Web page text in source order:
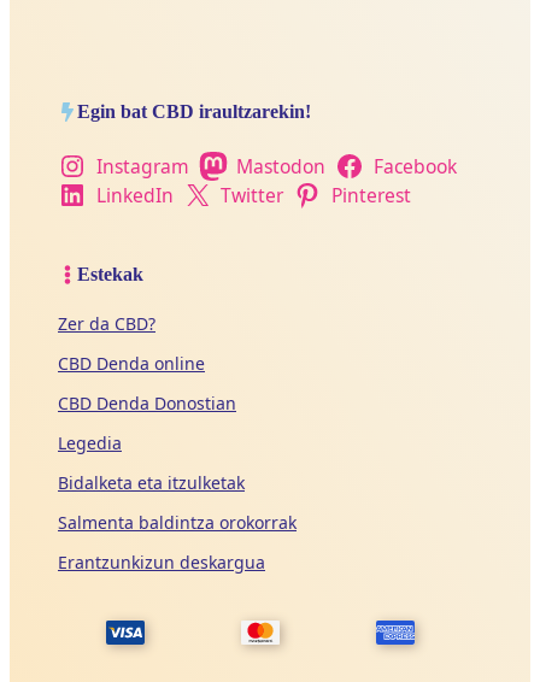
Egin bat CBD iraultzarekin!
Instagram Mastodon
Facebook
LinkedIn
Twitter Pinterest
Estekak
Zer da CBD?
CBD Denda online
CBD Denda Donostian
Legedia
Bidalketa eta itzulketak
Salmenta baldintza orokorrak
Erantzunkizun deskargua